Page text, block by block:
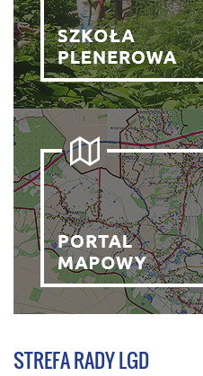
STREFA RADY LGD